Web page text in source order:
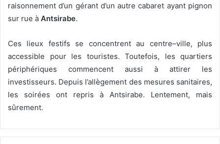
raisonnement d’un gérant d’un autre cabaret ayant pignon
sur rue à Antsirabe.
Ces lieux festifs se concentrent au centre–ville, plus
accessible pour les touristes. Toutefois, les quartiers
périphériques commencent aussi à attirer les
investisseurs. Depuis l’allègement des mesures sanitaires,
les soirées ont repris à Antsirabe. Lentement, mais
sûrement.